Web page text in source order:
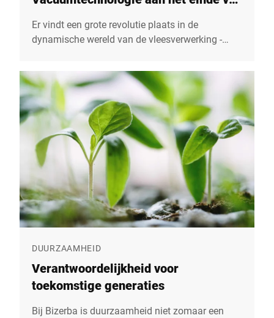
Er vindt een grote revolutie plaats in de
dynamische wereld van de vleesverwerking -
partnerschappen. Bizerba, een gerenommeerde
expert in weegschalen en systeemtechnologie,
heeft een baanbrekend initiatief geïntroduceerd
in een Spaanse vleesverwerkingsfabriek in
samenwerking met Schmalz, een
toonaangevende leverancier van
vacuümtechnologie. Dit partnerschap
onderscheidt zich door de focus op het verhogen
van de efficiëntie en de doelgerichte
automatisering van specifieke processen en
betekent een belangrijke stap voorwaarts.
DUURZAAMHEID
Verantwoordelijkheid voor
toekomstige generaties
Bij Bizerba is duurzaamheid niet zomaar een